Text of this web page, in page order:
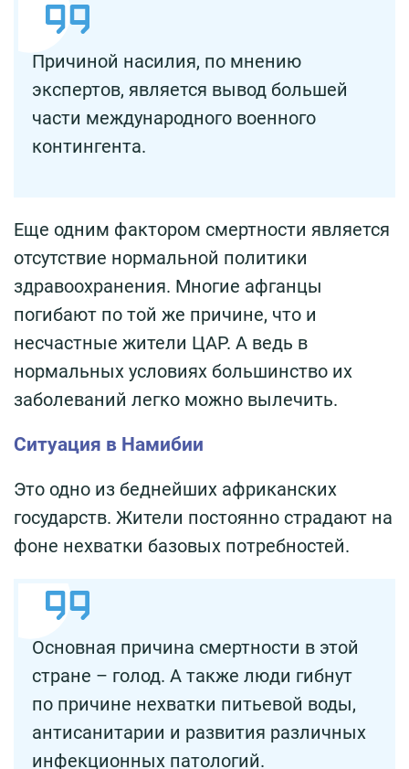
Причиной насилия, по мнению
экспертов, является вывод большей
части международного военного
контингента.
Еще одним фактором смертности является
отсутствие нормальной политики
здравоохранения. Многие афганцы
погибают по той же причине, что и
несчастные жители ЦАР. А ведь в
нормальных условиях большинство их
заболеваний легко можно вылечить.
Ситуация в Намибии
Это одно из беднейших африканских
государств. Жители постоянно страдают на
фоне нехватки базовых потребностей.
Основная причина смертности в этой
стране – голод. А также люди гибнут
по причине нехватки питьевой воды,
антисанитарии и развития различных
инфекционных патологий.